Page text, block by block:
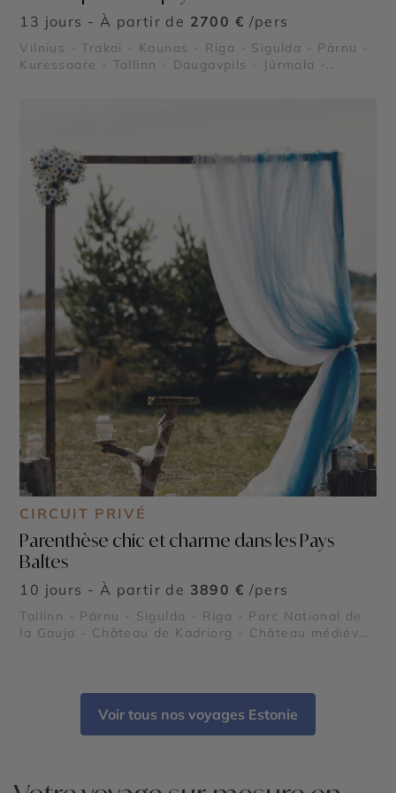
13 jours - À partir de 2700 € /pers
Vilnius - Trakai - Kaunas - Riga - Sigulda - Pärnu -
Kuressaare - Tallinn - Daugavpils - Jūrmala -
Courlande - Plages de Palanga
CIRCUIT PRIVÉ
Parenthèse chic et charme dans les Pays
Baltes
10 jours - À partir de 3890 € /pers
Tallinn - Pärnu - Sigulda - Riga - Parc National de
la Gauja - Château de Kadriorg - Château médiéval
Rundale - Druskininkai - Isthme de Courlande -
Plages de PalangaVoir tous nos voyages Estonie